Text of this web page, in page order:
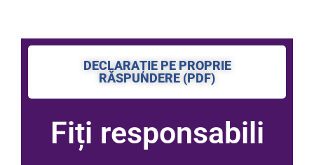
DECLARAȚIE PE PROPRIE
RĂSPUNDERE (PDF)
Fiți responsabili